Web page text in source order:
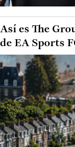
Así es The
de EA Sports